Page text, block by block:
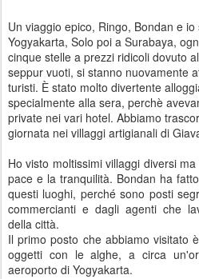
Un viaggio epico, Ringo, Bondan e
Yogyakarta, Solo poi a Surabaya,
cinque stelle a prezzi ridicoli dovuto
seppur vuoti, si stanno nuovamente
turisti. È stato molto divertente
specialmente alla sera, perchè
private nei vari hotel. Abbiamo
giornata nei villaggi artigianali di
Ho visto moltissimi villaggi diversi
pace e la tranquilità. Bondan ha
questi luoghi, perché sono posti
commercianti e dagli agenti che
della città.
Il primo posto che abbiamo visitato
oggetti con le alghe, a circa
aeroporto di Yogyakarta.